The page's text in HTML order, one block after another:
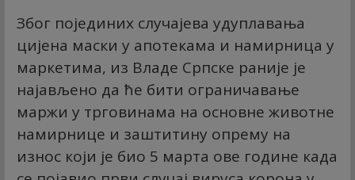
Због појединих случајева удуплавања
цијена маски у апотекама и намирница у
маркетима, из Владе Српске раније је
најављено да ће бити ограничавање
маржи у трговинама на основне животне
намирнице и заштитину опрему на
износ који је био 5 марта ове године када